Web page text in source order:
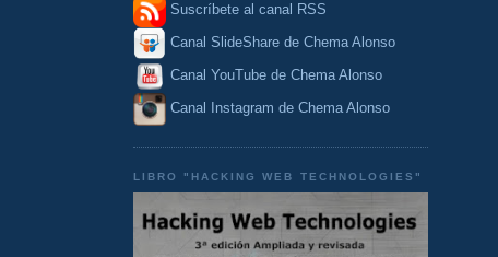
Suscríbete al canal RSS
Canal SlideShare de Chema Alonso
Canal YouTube de Chema Alonso
Canal Instagram de Chema Alonso
LIBRO "HACKING WEB TECHNOLOGIES"